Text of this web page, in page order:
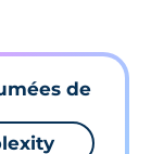
de